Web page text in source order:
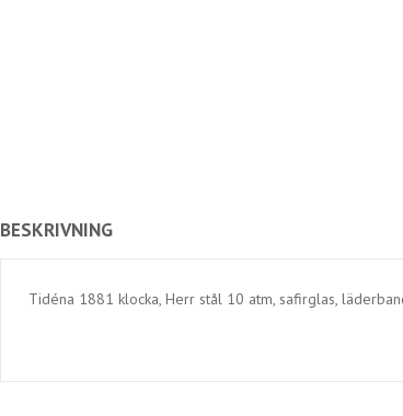
BESKRIVNING
Tidéna 1881 klocka, Herr stål 10 atm, safirglas,